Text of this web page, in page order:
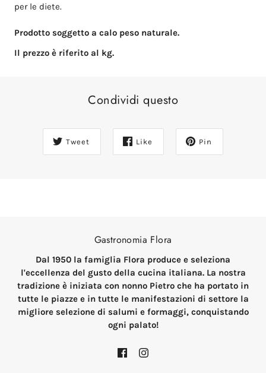
per le diete.
Prodotto soggetto a calo peso naturale.
Il prezzo è riferito al kg.
Condividi questo
Tweet Like Pin
Gastronomia Flora
Dal 1950 la famiglia Flora produce e seleziona
l'eccellenza del gusto della cucina italiana. La nostra
tradizione è iniziata con nonno Pietro che ha portato in
tutte le piazze e in tutte le manifestazioni di settore la
migliore selezione di salumi e formaggi, conquistando
ogni palato!